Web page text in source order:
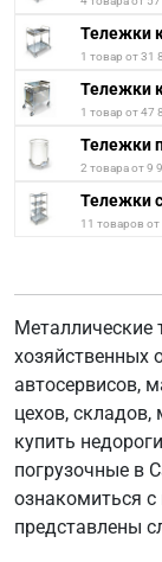
Тележки
1 товар от 31
Тележки
1 товар от 47
Тележки
2 товара от 9
Тележки
11 товаров от
Металлические
хозяйственных
автосервисов,
цехов, складов,
купить
погрузочные в
ознакомиться
представлены